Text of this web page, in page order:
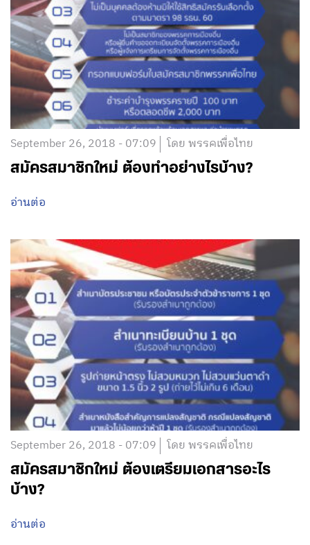
September 26, 2018 - 07:09 โดย พรรคเพื่อไทย
สมัครสมาชิกใหม่ ต้องทำอย่างไรบ้าง?
อ่านต่อ
September 26, 2018 - 07:09 โดย พรรคเพื่อไทย
สมัครสมาชิกใหม่ ต้องเตรียมเอกสารอะไร
บ้าง?
อ่านต่อ